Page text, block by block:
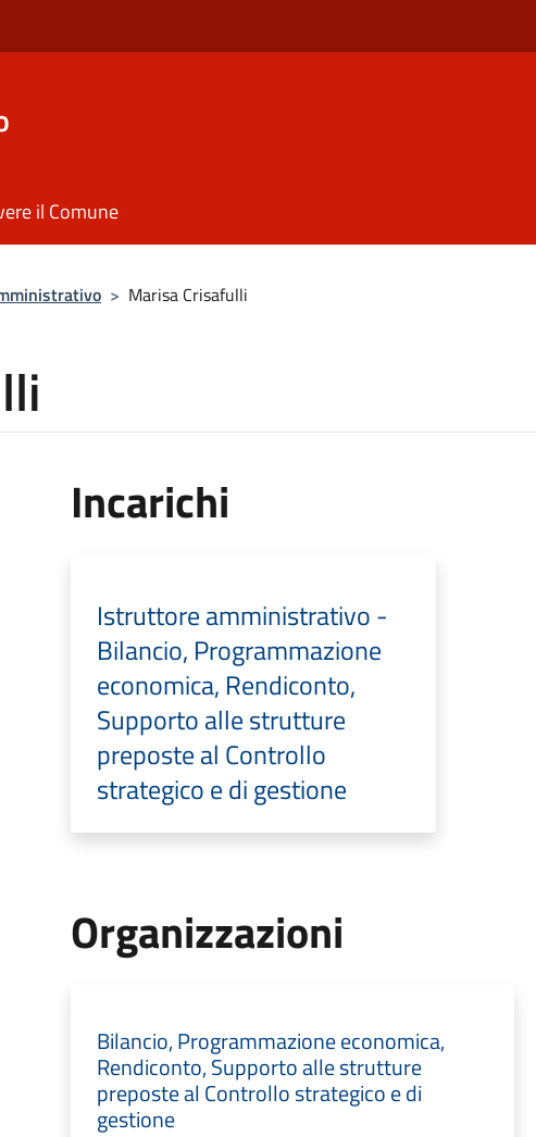
il Comune
> Marisa Crisafulli
Incarichi
Istruttore amministrativo -
Bilancio, Programmazione
economica, Rendiconto,
Supporto alle strutture
preposte al Controllo
strategico e di gestione
Organizzazioni
Bilancio, Programmazione economica,
Rendiconto, Supporto alle strutture
preposte al Controllo strategico e di
gestione